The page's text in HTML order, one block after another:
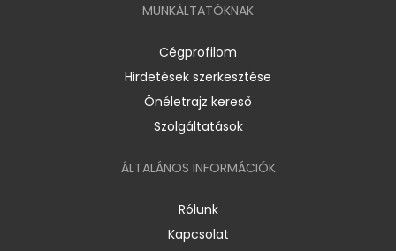
MUNKÁLTATÓKNAK
Cégprofilom
Hirdetések szerkesztése
Önéletrajz kereső
Szolgáltatások
ÁLTALÁNOS INFORMÁCIÓK
Rólunk
Kapcsolat